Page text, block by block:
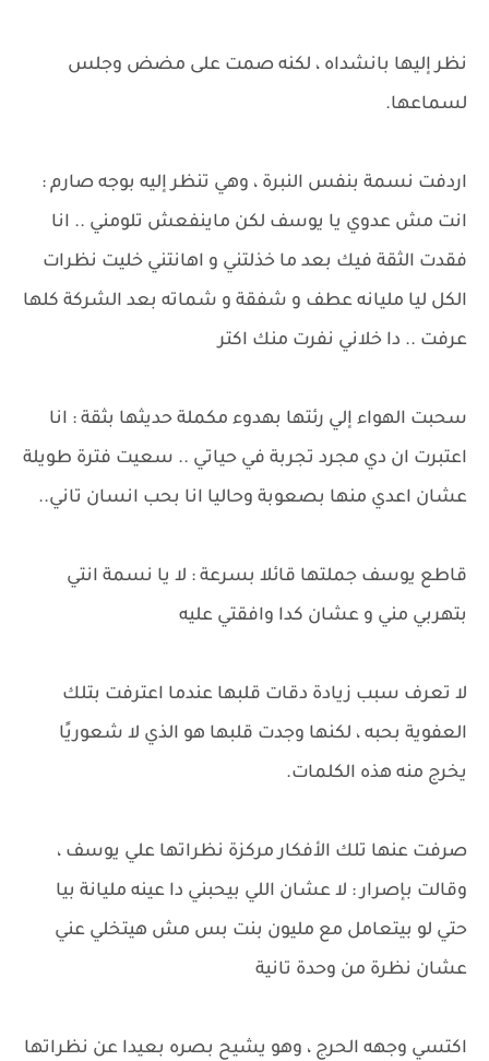
نظر إليها بانشداه ، لكنه صمت على مضض وجلس
لسماعها.
اردفت نسمة بنفس النبرة ، وهي تنظر إليه بوجه صارم :
انت مش عدوي يا يوسف لكن ماينفعش تلومني .. انا
فقدت الثقة فيك بعد ما خذلتني و اهانتني خليت نظرات
الكل ليا مليانه عطف و شفقة و شماته بعد الشركة كلها
عرفت .. دا خلاني نفرت منك اكتر
سحبت الهواء إلي رئتها بهدوء مكملة حديثها بثقة : انا
اعتبرت ان دي مجرد تجربة في حياتي .. سعيت فترة طويلة
عشان اعدي منها بصعوبة وحاليا انا بحب انسان تاني..
قاطع يوسف جملتها قائلا بسرعة : لا يا نسمة انتي
بتهربي مني و عشان كدا وافقتي عليه
لا تعرف سبب زيادة دقات قلبها عندما اعترفت بتلك
العفوية بحبه ، لكنها وجدت قلبها هو الذي لا شعوريًا
يخرج منه هذه الكلمات.
صرفت عنها تلك الأفكار مركزة نظراتها علي يوسف ،
وقالت بإصرار : لا عشان اللي بيحبني دا عينه مليانة بيا
حتي لو بيتعامل مع مليون بنت بس مش هيتخلي عني
عشان نظرة من وحدة تانية
اكتسي وجهه الحرج ، وهو يشيح بصره بعيدا عن نظراتها